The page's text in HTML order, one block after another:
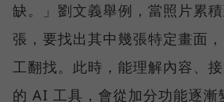
缺。」劉文義舉例，當照片累
張，要找出其中幾張特定畫面
工翻找。此時，能理解內容、
的 AI 工具，會從加分功能逐漸